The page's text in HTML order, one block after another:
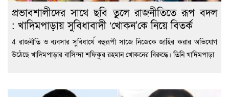
প্রভাবশালীদের সাথে ছবি তুলে রাজনীতিতে রূপ বদল
: খাদিমপাড়ায় সুবিধাবাদী ‘খোকন’কে নিয়ে বিতর্ক
4 রাজনীতি ও ব্যবসার সুবিধার্থে বহুরূপী সাজে নিজেকে জাহির করার অভিযোগ
উঠেছে খাদিমপাড়ার বাসিন্দা শফিকুর রহমান খোকনের বিরুদ্ধে। তিনি খাদিমপাড়া